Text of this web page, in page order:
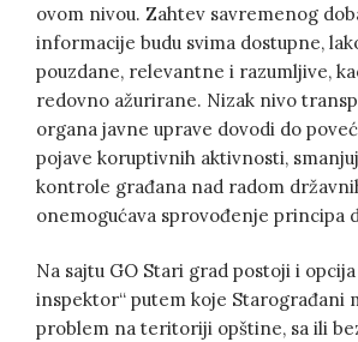
ovom nivou. Zahtev savremenog
informacije budu svima dostupne,
pouzdane, relevantne i razumljive,
redovno ažurirane. Nizak nivo
organa javne uprave dovodi do
pojave koruptivnih aktivnosti,
kontrole građana nad radom
onemogućava sprovođenje principa
Na sajtu GO Stari grad postoji i
inspektor“ putem koje Starograđani
problem na teritoriji opštine, sa ili